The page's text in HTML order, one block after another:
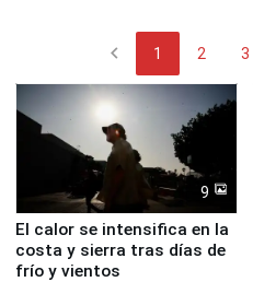
chevron_left 1 2 3
9
El calor se intensifica en la
costa y sierra tras días de
frío y vientos